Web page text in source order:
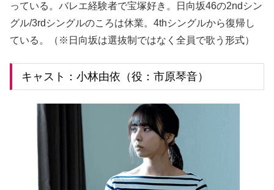
っている。バレエ経験者で宝塚好き。日向坂46の2ndシン
グル/3rdシングルのころは休業。4thシングルから復帰し
ている。（※日向坂は選抜制ではなく全員で歌う形式）
キャスト：小林由依（役：市原琴音）